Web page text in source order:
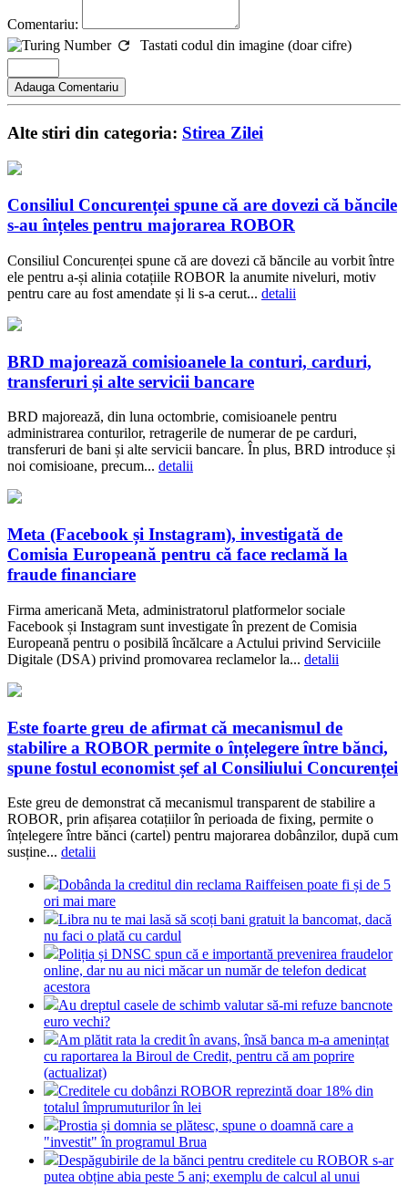
Comentariu:
Tastati codul din imagine (doar cifre)
Alte stiri din categoria: Stirea Zilei
Consiliul Concurenței spune că are dovezi că băncile
s-au înțeles pentru majorarea ROBOR
Consiliul Concurenței spune că are dovezi că băncile au vorbit între
ele pentru a-și alinia cotațiile ROBOR la anumite niveluri, motiv
pentru care au fost amendate și li s-a cerut... detalii
BRD majorează comisioanele la conturi, carduri,
transferuri și alte servicii bancare
BRD majorează, din luna octombrie, comisioanele pentru
administrarea conturilor, retragerile de numerar de pe carduri,
transferuri de bani și alte servicii bancare. În plus, BRD introduce și
noi comisioane, precum... detalii
Meta (Facebook și Instagram), investigată de
Comisia Europeană pentru că face reclamă la
fraude financiare
Firma americană Meta, administratorul platformelor sociale
Facebook și Instagram sunt investigate în prezent de Comisia
Europeană pentru o posibilă încălcare a Actului privind Serviciile
Digitale (DSA) privind promovarea reclamelor la... detalii
Este foarte greu de afirmat că mecanismul de
stabilire a ROBOR permite o înțelegere între bănci,
spune fostul economist șef al Consiliului Concurenței
Este greu de demonstrat că mecanismul transparent de stabilire a
ROBOR, prin afișarea cotațiilor în perioada de fixing, permite o
înțelegere între bănci (cartel) pentru majorarea dobânzilor, după cum
susține... detalii
Dobânda la creditul din reclama Raiffeisen poate fi și de 5
ori mai mare
Libra nu te mai lasă să scoți bani gratuit la bancomat, dacă
nu faci o plată cu cardul
Poliția și DNSC spun că e importantă prevenirea fraudelor
online, dar nu au nici măcar un număr de telefon dedicat
acestora
Au dreptul casele de schimb valutar să-mi refuze bancnote
euro vechi?
Am plătit rata la credit în avans, însă banca m-a amenințat
cu raportarea la Biroul de Credit, pentru că am poprire
(actualizat)
Creditele cu dobânzi ROBOR reprezintă doar 18% din
totalul împrumuturilor în lei
Prostia și domnia se plătesc, spune o doamnă care a
"investit" în programul Brua
Despăgubirile de la bănci pentru creditele cu ROBOR s-ar
putea obține abia peste 5 ani; exemplu de calcul al unui